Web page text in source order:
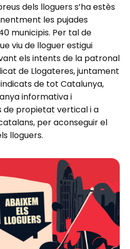
dels lloguers s’ha estès
les pujades
municipis. Per tal de
viu de lloguer estigui
els intents de la patronal
de Llogateres, juntament
de tot Catalunya,
informativa i
de propietat vertical i a
per aconseguir el
lloguers.